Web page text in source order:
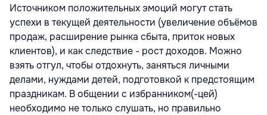
Источником положительных эмоций могут стать
успехи в текущей деятельности (увеличение объёмов
продаж, расширение рынка сбыта, приток новых
клиентов), и как следствие - рост доходов. Можно
взять отгул, чтобы отдохнуть, заняться личными
делами, нуждами детей, подготовкой к предстоящим
праздникам. В общении с избранником(-цей)
необходимо не только слушать, но правильно